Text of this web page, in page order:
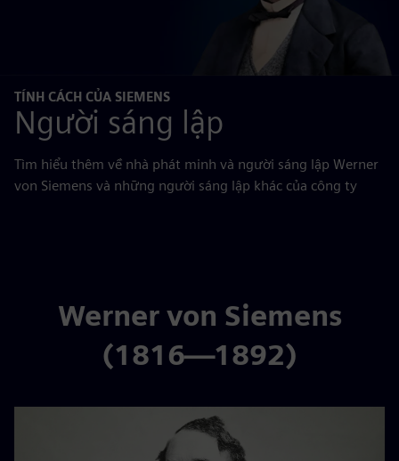
TÍNH CÁCH CỦA SIEMENS
Người sáng lập
Tìm hiểu thêm về nhà phát minh và người sáng lập Werner
von Siemens và những người sáng lập khác của công ty
Werner von Siemens
(1816—1892)